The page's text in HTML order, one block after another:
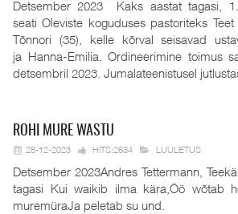
Detsember 2023 Kaks aastat tagasi,
seati Oleviste koguduses pastoriteks
Tõnnori (35), kelle kõrval seisavad
ja Hanna-Emilia. Ordineerimine toimus
detsembril 2023. Jumalateenistusel
ROHI MURE WASTU
28-12-2023 HITS:2634 LUULETUS
Detsember 2023Andres Tettermann,
tagasi Kui waikib ilma kära,Öö wõtab
muremüraJa peletab su und.